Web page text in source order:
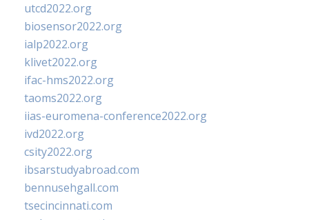
utcd2022.org
biosensor2022.org
ialp2022.org
klivet2022.org
ifac-hms2022.org
taoms2022.org
iias-euromena-conference2022.org
ivd2022.org
csity2022.org
ibsarstudyabroad.com
bennusehgall.com
tsecincinnati.com